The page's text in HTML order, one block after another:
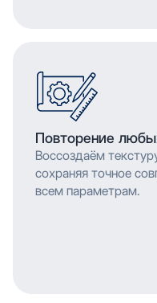
Повторение
Воссоздаём
сохраняя точное
всем параметрам.